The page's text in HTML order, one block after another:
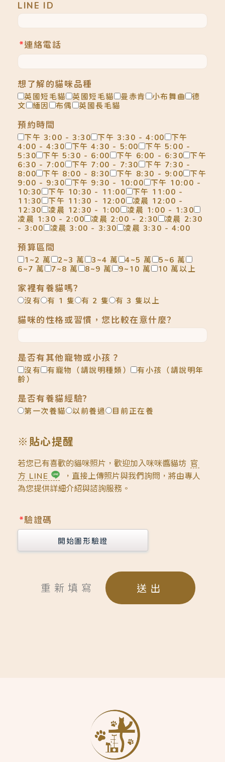
LINE ID
*連絡電話
想了解的貓咪品種
英國短毛貓 英國短毛貓 曼赤肯 小布舞曲
德
文
緬因 布偶 英國長毛貓
預約時間
下午 3:00 - 3:30 下午 3:30 - 4:00
下午
4:00 - 4:30
下午 4:30 - 5:00
下午 5:00 -
5:30
下午 5:30 - 6:00 下午 6:00 - 6:30
下午
6:30 - 7:00
下午 7:00 - 7:30
下午 7:30 -
8:00
下午 8:00 - 8:30 下午 8:30 - 9:00
下午
9:00 - 9:30
下午 9:30 - 10:00
下午 10:00 -
10:30
下午 10:30 - 11:00
下午 11:00 -
11:30
下午 11:30 - 12:00
凌晨 12:00 -
12:30
凌晨 12:30 - 1:00
凌晨 1:00 - 1:30
凌晨 1:30 - 2:00
凌晨 2:00 - 2:30
凌晨 2:30
- 3:00
凌晨 3:00 - 3:30 凌晨 3:30 - 4:00
預算區間
1~2 萬 2~3 萬 3~4 萬 4~5 萬
5~6 萬
6~7 萬
7~8 萬 8~9 萬 9~10 萬 10 萬以上
家裡有養貓嗎?
沒有 有 1 隻 有 2 隻 有 3 隻以上
貓咪的性格或習慣，您比較在意什麼?
是否有其他寵物或小孩？
沒有 有寵物（請說明種類）
有小孩（請說明年
齡）
是否有養貓經驗?
第一次養貓 以前養過 目前正在養
※貼心提醒
若您已有喜歡的貓咪照片，歡迎加入咪咪醬貓坊 官
方 LINE
，直接上傳照片與我們詢問，將由專人
為您提供詳細介紹與諮詢服務。
*驗證碼
開始圖形驗證